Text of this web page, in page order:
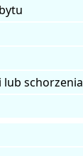
lub schorzenia